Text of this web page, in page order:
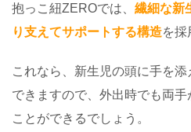
抱っこ紐ZEROでは、 繊細な新
り支えてサポートする構造を採
これなら、新生児の頭に手を
できますので、外出時でも両
ことができるでしょう。